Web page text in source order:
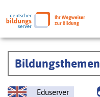
Bildungsthemen
Eduserver